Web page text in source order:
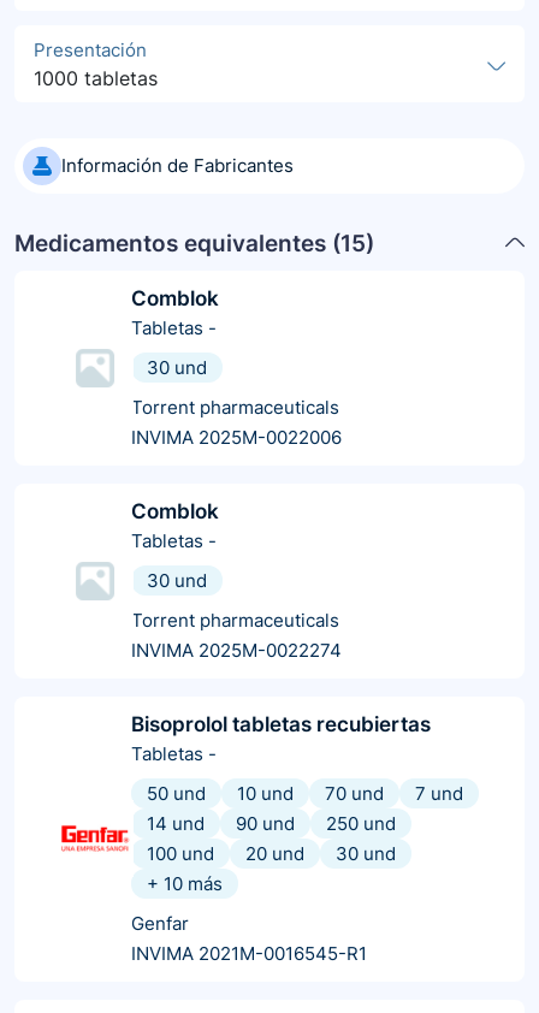
Presentación
1000 tabletas
Información de Fabricantes
Medicamentos equivalentes (15)
Comblok
Tabletas -
30 und
Torrent pharmaceuticals
INVIMA 2025M-0022006
Comblok
Tabletas -
30 und
Torrent pharmaceuticals
INVIMA 2025M-0022274
Bisoprolol tabletas recubiertas
Tabletas -
50 und
10 und 70 und
7 und
14 und
90 und
250 und
100 und
20 und
30 und
+ 10 más
Genfar
INVIMA 2021M-0016545-R1